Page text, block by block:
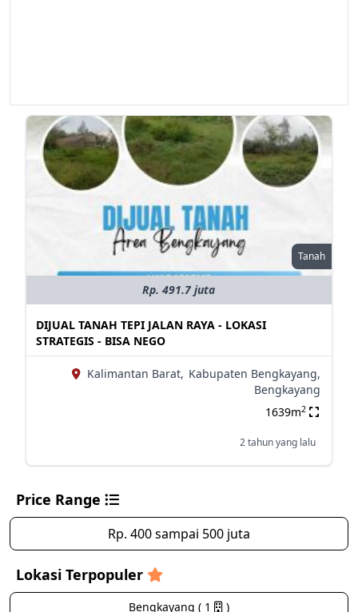
Tanah
Rp. 491.7 juta
DIJUAL TANAH TEPI JALAN RAYA - LOKASI
STRATEGIS - BISA NEGO
Kalimantan Barat, Kabupaten Bengkayang,
Bengkayang
1639m2
2 tahun yang lalu
Price Range
Rp. 400 sampai 500 juta
Lokasi Terpopuler
Bengkayang ( 1 )